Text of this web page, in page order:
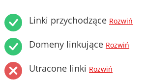
Linki przychodzące Rozwiń
Domeny linkujące Rozwiń
Utracone linki Rozwiń